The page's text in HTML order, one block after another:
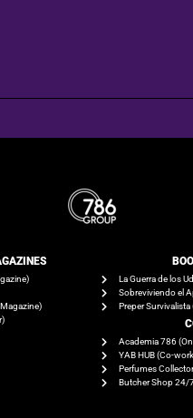
La Guerra de los
Sobreviviendo el
Preper Survivalista
Academia 786
YAB HUB (Co-
Perfumes
Butcher Shop 24/